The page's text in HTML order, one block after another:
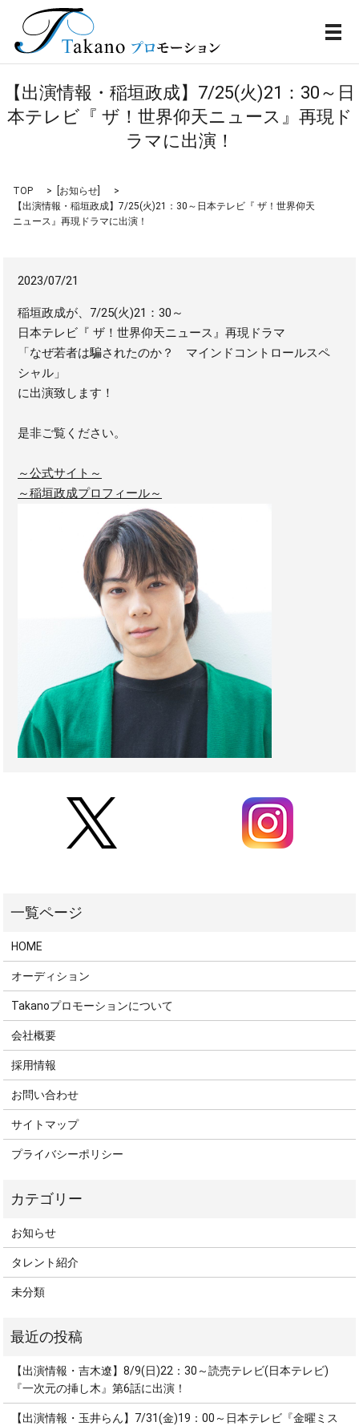
メ
【出演情報・稲垣政成】7/25(火)21：30～日
本テレビ『 ザ！世界仰天ニュース』再現ド
ラマに出演！
TOP お知らせ
【出演情報・稲垣政成】7/25(火)21：30～日本テレビ『 ザ！世界仰天
ニュース』再現ドラマに出演！
2023/07/21
稲垣政成が、7/25(火)21：30～
日本テレビ『 ザ！世界仰天ニュース』再現ドラマ
「なぜ若者は騙されたのか？ マインドコントロールスペ
シャル」
に出演致します！
是非ご覧ください。
～公式サイト～
～稲垣政成プロフィール～
HOME
オーディション
Takanoプロモーションについて
会社概要
採用情報
お問い合わせ
サイトマップ
プライバシーポリシー
お知らせ
タレント紹介
未分類
【出演情報・吉木遼】8/9(日)22：30～読売テレビ(日本テレビ)
『一次元の挿し木』第6話に出演！
【出演情報・玉井らん】7/31(金)19：00～日本テレビ『金曜ミス